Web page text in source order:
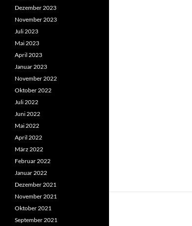
Dezember 2023
November 2023
Juli 2023
Mai 2023
April 2023
Januar 2023
November 2022
Oktober 2022
Juli 2022
Juni 2022
Mai 2022
April 2022
März 2022
Februar 2022
Januar 2022
Dezember 2021
November 2021
Oktober 2021
September 2021